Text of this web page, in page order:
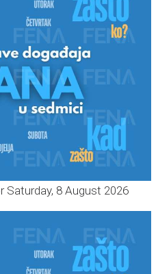
8 August 2026